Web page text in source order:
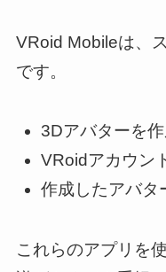
VRoid Mobileは、
です。
3Dアバターを
VRoidアカウン
作成したアバタ
これらのアプリを